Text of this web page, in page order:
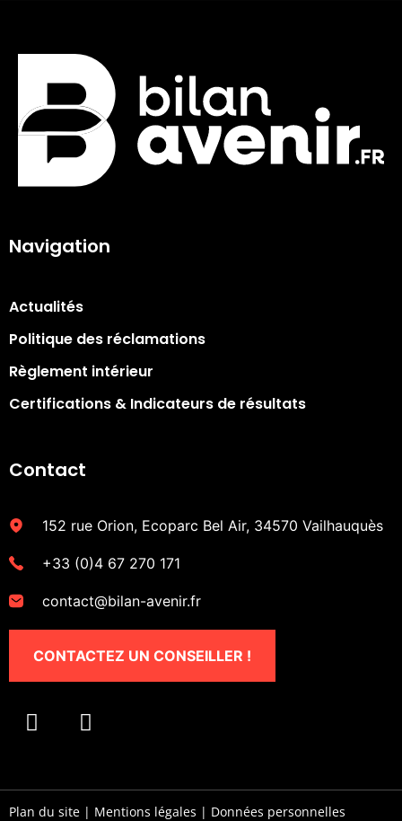
Navigation
Actualités
Politique des réclamations
Règlement intérieur
Certifications & Indicateurs de résultats​
Contact
152 rue Orion, Ecoparc Bel Air, 34570 Vailhauquès
+33 (0)4 67 270 171
contact@bilan-avenir.fr
CONTACTEZ UN CONSEILLER !
Plan du site | Mentions légales | Données personnelles